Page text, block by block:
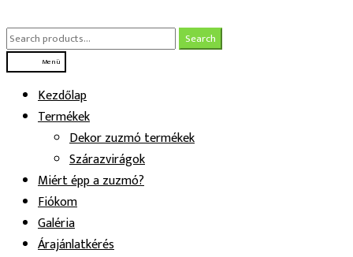
a
navigációhoz
a
tartalomba
Search
for:
Search
Menü
Kezdőlap
Termékek
Dekor zuzmó termékek
Szárazvirágok
Miért épp a zuzmó?
Fiókom
Galéria
Árajánlatkérés